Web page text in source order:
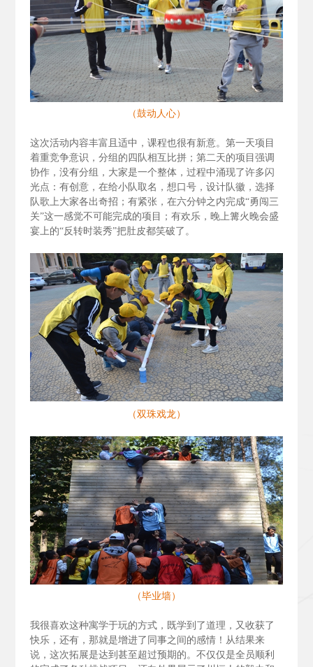
（鼓动人心）
这次活动内容丰富且适中，课程也很有新意。第一天项目
着重竞争意识，分组的四队相互比拼；第二天的项目强调
协作，没有分组，大家是一个整体，过程中涌现了许多闪
光点：有创意，在给小队取名，想口号，设计队徽，选择
队歌上大家各出奇招；有紧张，在六分钟之内完成“勇闯三
关”这一感觉不可能完成的项目；有欢乐，晚上篝火晚会盛
宴上的“反转时装秀”把肚皮都笑破了。
（双珠戏龙）
（毕业墙）
我很喜欢这种寓学于玩的方式，既学到了道理，又收获了
快乐，还有，那就是增进了同事之间的感情！从结果来
说，这次拓展是达到甚至超过预期的。不仅仅是全员顺利